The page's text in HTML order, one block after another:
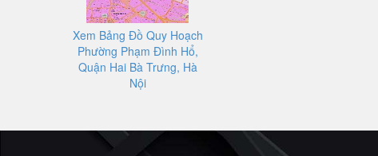
Xem Bảng Đồ Quy Hoạch
Phường Phạm Đình Hổ,
Quận Hai Bà Trưng, Hà
Nội